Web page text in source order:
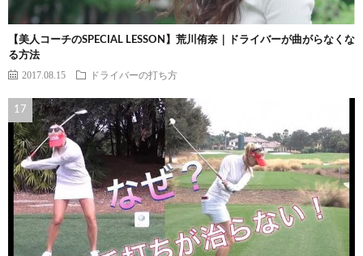
【美人コーチのSPECIAL LESSON】荒川侑奈｜ドライバーが曲がらなくな
る方法
2017.08.15 ドライバーの打ち方